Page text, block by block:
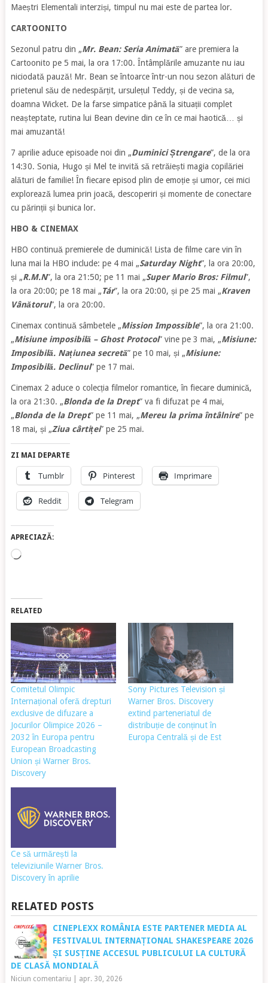
Maeștri Elementali interziși, timpul nu mai este de partea lor.
CARTOONITO
Sezonul patru din „Mr. Bean: Seria Animată” are premiera la
Cartoonito pe 5 mai, la ora 17:00. Întâmplările amuzante nu iau
niciodată pauză! Mr. Bean se întoarce într-un nou sezon alături de
prietenul său de nedespărțit, ursulețul Teddy, și de vecina sa,
doamna Wicket. De la farse simpatice până la situații complet
neașteptate, rutina lui Bean devine din ce în ce mai haotică… și
mai amuzantă!
7 aprilie aduce episoade noi din „Duminici Ștrengare”, de la ora
14:30. Sonia, Hugo și Mel te invită să retrăiești magia copilăriei
alături de familie! În fiecare episod plin de emoție și umor, cei mici
explorează lumea prin joacă, descoperiri și momente de conectare
cu părinții și bunica lor.
HBO & CINEMAX
HBO continuă premierele de duminică! Lista de filme care vin în
luna mai la HBO include: pe 4 mai „Saturday Night”, la ora 20:00,
și „R.M.N”, la ora 21:50; pe 11 mai „Super Mario Bros: Filmul”,
la ora 20:00; pe 18 mai „Tár”, la ora 20:00, și pe 25 mai „Kraven
Vânătorul”, la ora 20:00.
Cinemax continuă sâmbetele „Mission Impossible”, la ora 21:00.
„Misiune imposibilă – Ghost Protocol” vine pe 3 mai, „Misiune:
Imposibilă. Națiunea secretă” pe 10 mai, și „Misiune:
Imposibilă. Declinul” pe 17 mai.
Cinemax 2 aduce o colecția filmelor romantice, în fiecare duminică,
la ora 21:30. „Blonda de la Drept” va fi difuzat pe 4 mai,
„Blonda de la Drept” pe 11 mai, „Mereu la prima întâlnire” pe
18 mai, și „Ziua cârtiței” pe 25 mai.
ZI MAI DEPARTE
Tumblr Pinterest Imprimare
Reddit Telegram
APRECIAZĂ:
Încarc...
RELATED
Comitetul Olimpic
Internațional oferă drepturi
exclusive de difuzare a
Jocurilor Olimpice 2026 –
2032 în Europa pentru
European Broadcasting
Union și Warner Bros.
Discovery
Sony Pictures Television și
Warner Bros. Discovery
extind parteneriatul de
distribuție de conținut în
Europa Centrală și de Est
Ce să urmărești la
televiziunile Warner Bros.
Discovery în aprilie
RELATED POSTS
CINEPLEXX ROMÂNIA ESTE PARTENER MEDIA AL
FESTIVALUL INTERNAȚIONAL SHAKESPEARE 2026
ȘI SUSȚINE ACCESUL PUBLICULUI LA CULTURĂ
DE CLASĂ MONDIALĂ
Niciun comentariu apr. 30, 2026